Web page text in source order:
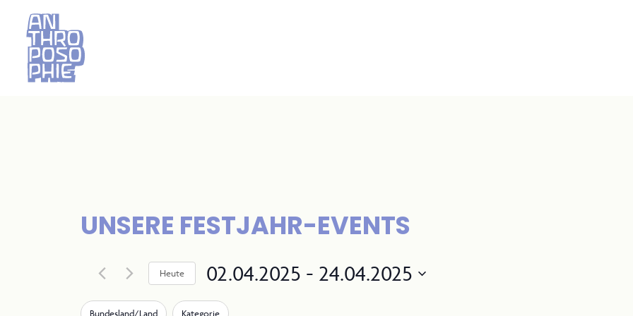
UNSERE FESTJAHR-EVENTS
Heute 02.04.2025 - 24.04.2025
F
DasBundesland/Land Kategorie